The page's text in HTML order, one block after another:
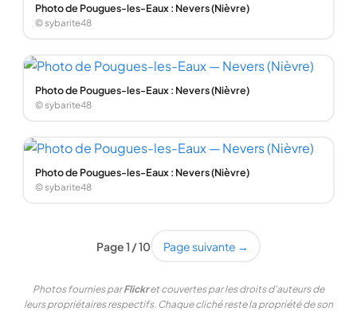
Photo de Pougues-les-Eaux : Nevers (Nièvre)
© sybarite48
Photo de Pougues-les-Eaux : Nevers (Nièvre)
© sybarite48
Photo de Pougues-les-Eaux : Nevers (Nièvre)
© sybarite48
Page 1 / 10 Page suivante →
Photos fournies parFlickret couvertes par les droits d'auteurs de
leurs propriétaires respectifs. Chaque cliché reste la propriété de son